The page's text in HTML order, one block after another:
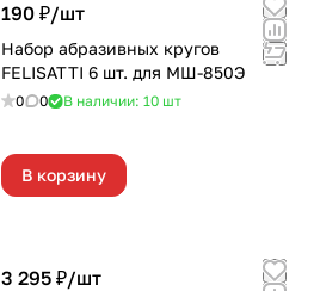
190 ₽/шт
Набор абразивных кругов
FELISATTI 6 шт. для МШ-850Э
0 0 В наличии: 10 шт
В корзину
3 295 ₽/шт